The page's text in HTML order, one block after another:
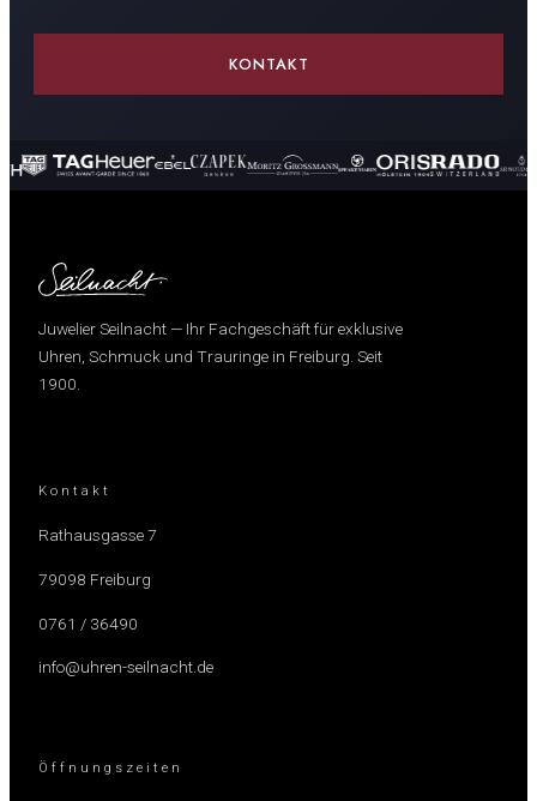
KONTAKT
Juwelier Seilnacht — Ihr Fachgeschäft für exklusive
Uhren, Schmuck und Trauringe in Freiburg. Seit
1900.
Kontakt
Rathausgasse 7
79098 Freiburg
0761 / 36490
info@uhren-seilnacht.de
Öffnungszeiten